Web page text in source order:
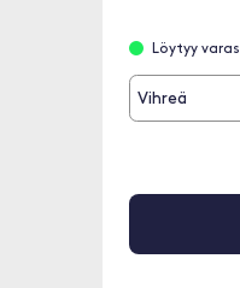
Löytyy
Vihreä